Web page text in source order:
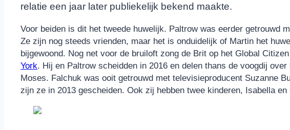
relatie een jaar later publiekelijk bekend maakte.
Voor beiden is dit het tweede huwelijk. Paltrow was eerder getrouwd
Ze zijn nog steeds vrienden, maar het is onduidelijk of Martin het
bijgewoond. Nog net voor de bruiloft zong de Brit op het Global
York. Hij en Paltrow scheidden in 2016 en delen thans de voogdij over
Moses. Falchuk was ooit getrouwd met televisieproducent Suzanne
zijn ze in 2013 gescheiden. Ook zij hebben twee kinderen, Isabella en